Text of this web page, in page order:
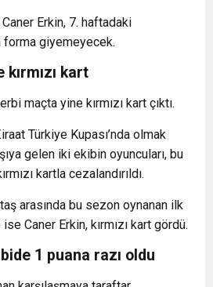
Erkin, 7. haftadaki
forma giyemeyecek.
kart
maçta yine kırmızı kart çıktı.
Türkiye Kupası’nda olmak
gelen iki ekibin oyuncuları, bu
kartla cezalandırıldı.
arasında bu sezon oynanan ilk
Caner Erkin, kırmızı kart gördü.
1 puana razı oldu